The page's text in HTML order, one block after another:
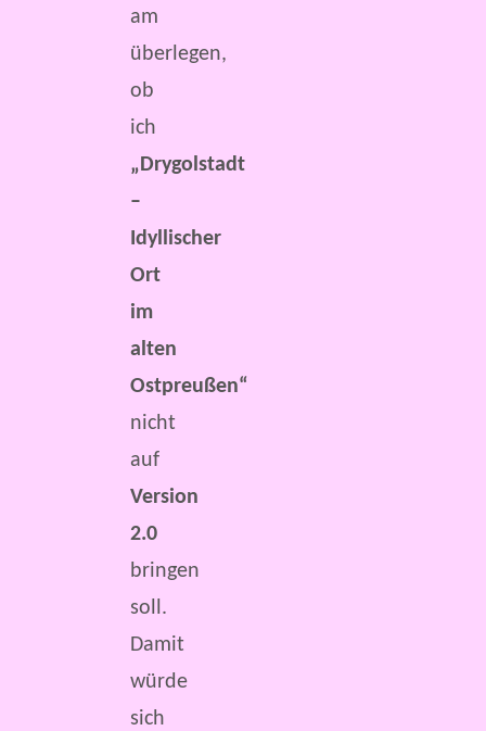
am
überlegen,
ob
ich
„Drygolstadt
–
Idyllischer
Ort
im
alten
Ostpreußen“
nicht
auf
Version
2.0
bringen
soll.
Damit
würde
sich